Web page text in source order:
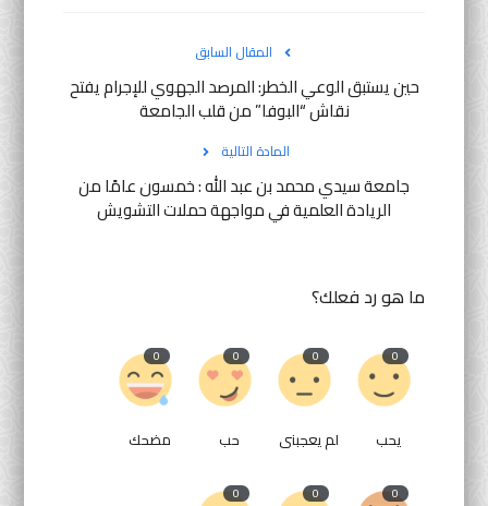
المقال السابق
حين يستبق الوعي الخطر: المرصد الجهوي للإجرام يفتح
نقاش “البوفا” من قلب الجامعة
المادة التالية
جامعة سيدي محمد بن عبد الله : خمسون عامًا من
الريادة العلمية في مواجهة حملات التشويش
ما هو رد فعلك؟
0
يحب
0
لم يعجبنى
0
حب
0
مضحك
0
0
0